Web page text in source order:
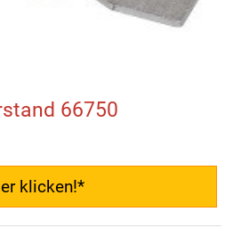
66750
klicken!*